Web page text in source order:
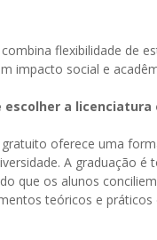
flexibilidade de
impacto social e
escolher a
oferece uma
A graduação é
que os alunos
teóricos e práticos